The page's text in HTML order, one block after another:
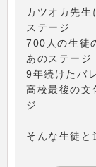
カツオカ先生
ステージ
700人の生徒
あのステージ
9年続けたバ
高校最後の文
ジ
そんな生徒と